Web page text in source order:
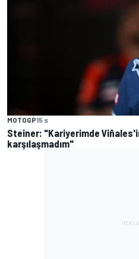
MOTOGP15 s
Steiner: "Kariyerimde
karşılaşmadım"